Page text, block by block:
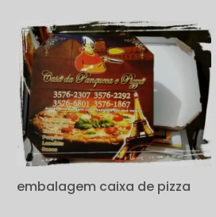
embalagem caixa de pizza